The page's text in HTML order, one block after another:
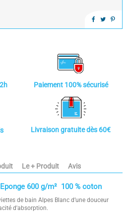
Paiement 100% sécurisé
Livraison gratuite dès 60€
Le + Produit Avis
600 g/m² 100 % coton
de bain Alpes Blanc d’une douceur
d'absorption.